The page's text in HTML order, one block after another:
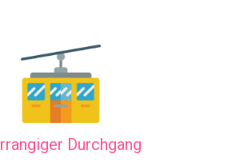
Durchgang